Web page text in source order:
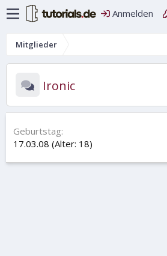
Anmelden
Mitglieder
Ironic
Geburtstag
17.03.08 (Alter: 18)